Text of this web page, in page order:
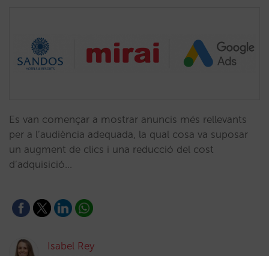
Es van començar a mostrar anuncis més rellevants
per a l’audiència adequada, la qual cosa va suposar
un augment de clics i una reducció del cost
d’adquisició…
Isabel Rey